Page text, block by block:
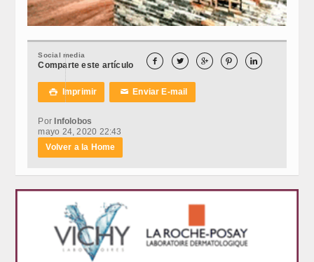
Social media
Comparte este artículo     
 Imprimir ✉Enviar E-mail
Por Infolobos
mayo 24, 2020 22:43
Volver a la Home